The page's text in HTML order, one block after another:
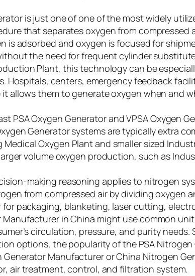
is just one of one of the most widely
that separates oxygen from
is adsorbed and oxygen is focused for
the need for frequent cylinder
Plant, this technology can be
Hospitals, centers, emergency feedback
allows them to generate oxygen when and
PSA Oxygen Generator and VPSA
Generator systems are typically extra
Oxygen Plant and smaller sized
volume oxygen production, such as
making reasoning applies to nitrogen
from compressed air by dividing oxygen
for packaging, blanketing, laser cutting,
in China might use common
circulation, pressure, and purity
options, the popularity of the PSA
Generator Manufacturer or China Nitrogen
air treatment, control, and filtration system.